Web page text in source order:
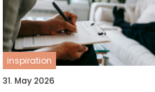
inspiration
31. May 2026